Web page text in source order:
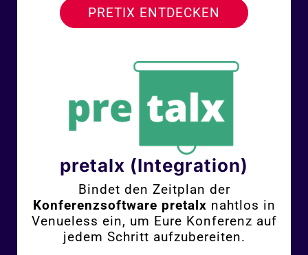
PRETIX ENTDECKEN
pretalx (Integration)
Bindet den Zeitplan der
Konferenzsoftware pretalx nahtlos in
Venueless ein, um Eure Konferenz auf
jedem Schritt aufzubereiten.